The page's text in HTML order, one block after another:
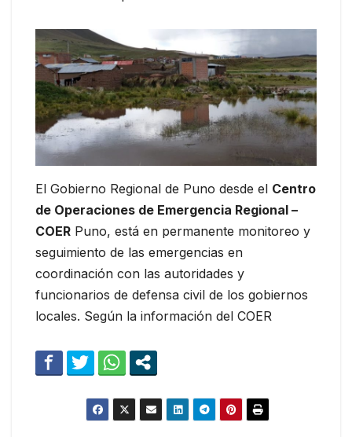
El Gobierno Regional de Puno desde el Centro
de Operaciones de Emergencia Regional –
COER Puno, está en permanente monitoreo y
seguimiento de las emergencias en
coordinación con las autoridades y
funcionarios de defensa civil de los gobiernos
locales. Según la información del COER